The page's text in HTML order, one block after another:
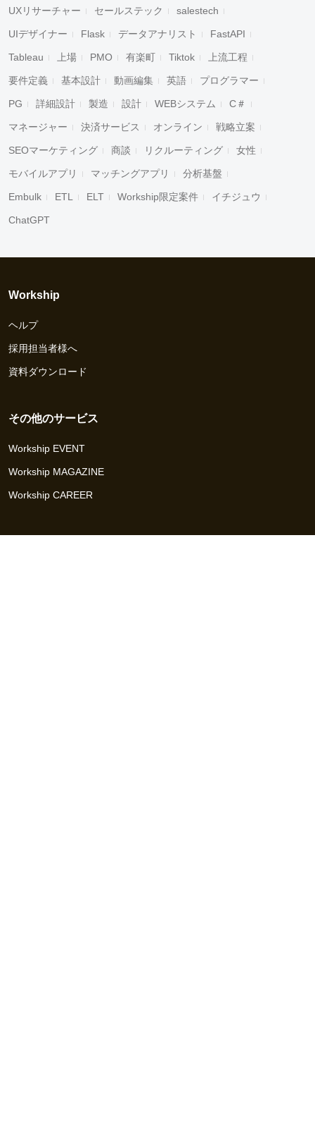
UXリサーチャー セールステック salestech
UIデザイナー Flask データアナリスト FastAPI
Tableau 上場 PMO 有楽町 Tiktok 上流工程
要件定義 基本設計 動画編集 英語 プログラマー
PG 詳細設計 製造 設計 WEBシステム C＃
マネージャー 決済サービス オンライン 戦略立案
SEOマーケティング 商談 リクルーティング 女性
モバイルアプリ マッチングアプリ 分析基盤
Embulk ETL ELT Workship限定案件 イチジュウ
ChatGPT
Workship
ヘルプ
採用担当者様へ
資料ダウンロード
その他のサービス
Workship EVENT
Workship MAGAZINE
Workship CAREER